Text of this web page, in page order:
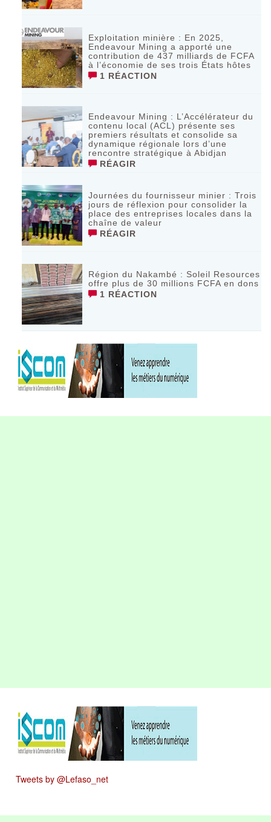
Exploitation minière : En 2025,
Endeavour Mining a apporté une
contribution de 437 milliards de FCFA
à l’économie de ses trois États hôtes
1 RÉACTION
Endeavour Mining : L’Accélérateur du
contenu local (ACL) présente ses
premiers résultats et consolide sa
dynamique régionale lors d’une
rencontre stratégique à Abidjan
RÉAGIR
Journées du fournisseur minier : Trois
jours de réflexion pour consolider la
place des entreprises locales dans la
chaîne de valeur
RÉAGIR
Région du Nakambé : Soleil Resources
offre plus de 30 millions FCFA en dons
1 RÉACTION
Tweets by @Lefaso_net